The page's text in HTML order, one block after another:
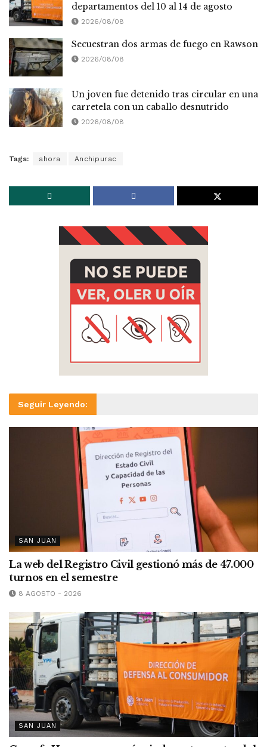
departamentos del 10 al 14 de agosto
2026/08/08
Secuestran dos armas de fuego en Rawson
2026/08/08
Un joven fue detenido tras circular en una
carretela con un caballo desnutrido
2026/08/08
Tags: ahora Anchipurac
Seguir Leyendo:
SAN JUAN
La web del Registro Civil gestionó más de 47.000
turnos en el semestre
8 AGOSTO - 2026
SAN JUAN